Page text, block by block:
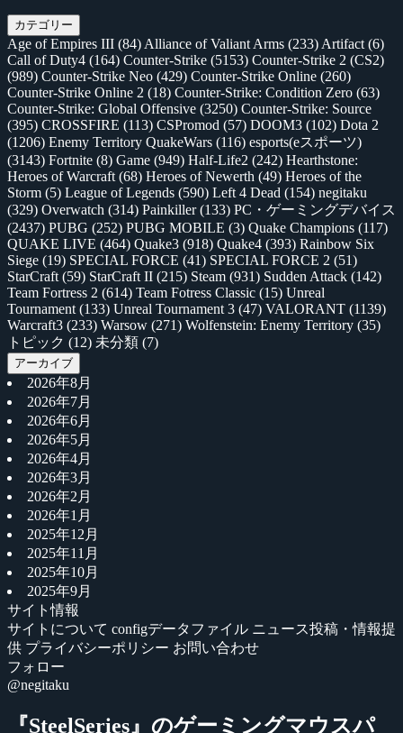
カテゴリー
Age of Empires III (84) Alliance of Valiant Arms (233) Artifact (6)
Call of Duty4 (164) Counter-Strike (5153) Counter-Strike 2 (CS2)
(989) Counter-Strike Neo (429) Counter-Strike Online (260)
Counter-Strike Online 2 (18) Counter-Strike: Condition Zero (63)
Counter-Strike: Global Offensive (3250) Counter-Strike: Source
(395) CROSSFIRE (113) CSPromod (57) DOOM3 (102) Dota 2
(1206) Enemy Territory QuakeWars (116) esports(eスポーツ)
(3143) Fortnite (8) Game (949) Half-Life2 (242) Hearthstone:
Heroes of Warcraft (68) Heroes of Newerth (49) Heroes of the
Storm (5) League of Legends (590) Left 4 Dead (154) negitaku
(329) Overwatch (314) Painkiller(133) PC・ゲーミングデバイス
(2437) PUBG (252) PUBG MOBILE (3) Quake Champions (117)
QUAKE LIVE (464) Quake3 (918) Quake4 (393) Rainbow Six
Siege (19) SPECIAL FORCE (41) SPECIAL FORCE 2 (51)
StarCraft (59) StarCraft II (215) Steam (931) Sudden Attack (142)
Team Fortress 2 (614) Team Fotress Classic (15) Unreal
Tournament (133) Unreal Tournament 3 (47) VALORANT (1139)
Warcraft3 (233) Warsow (271) Wolfenstein: Enemy Territory (35)
トピック (12) 未分類 (7)
アーカイブ
2026年8月
2026年7月
2026年6月
2026年5月
2026年4月
2026年3月
2026年2月
2026年1月
2025年12月
2025年11月
2025年10月
2025年9月
サイト情報
サイトについて configデータファイル ニュース投稿・情報提
供 プライバシーポリシー お問い合わせ
フォロー
@negitaku
『SteelSeries』のゲーミングマウスパ